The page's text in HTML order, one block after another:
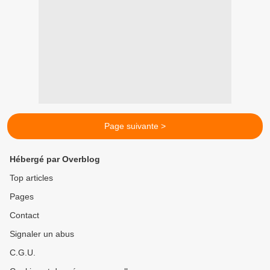
Page suivante >
Hébergé par Overblog
Top articles
Pages
Contact
Signaler un abus
C.G.U.